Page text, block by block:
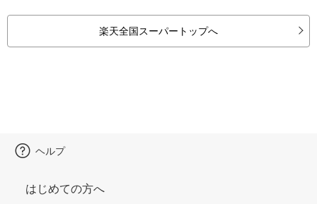
楽天全国スーパートップへ
ヘルプ
はじめての方へ